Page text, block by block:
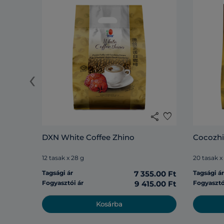
share favorite
DXN White Coffee Zhino
12 tasak x 28 g
Tagsági ár
7 355.00 Ft
Fogyasztói ár 9 415.00 Ft
Kosárba
Cocozhi
20 tasak x
Tagsági ár
‹